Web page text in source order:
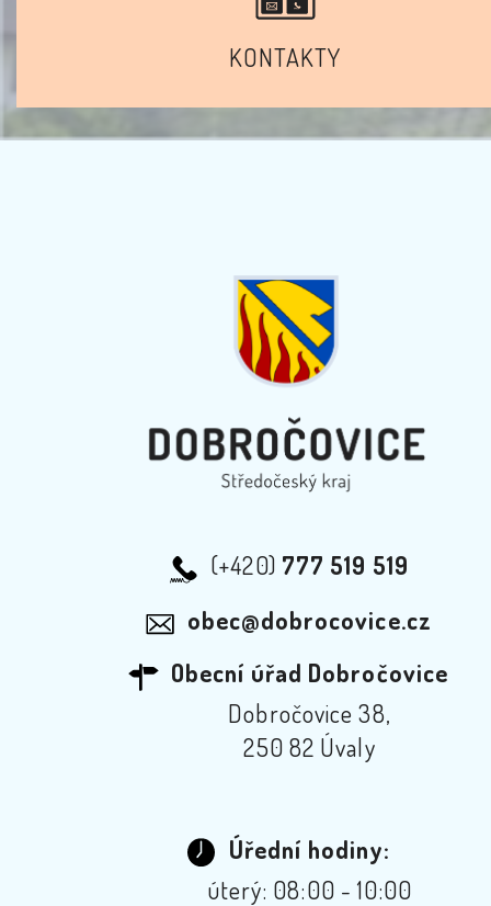
KONTAKTY
(+420) 777 519 519
obec@dobrocovice.cz
Obecní úřad Dobročovice
Dobročovice 38,
250 82 Úvaly
Úřední hodiny:
úterý: 08:00 - 10:00